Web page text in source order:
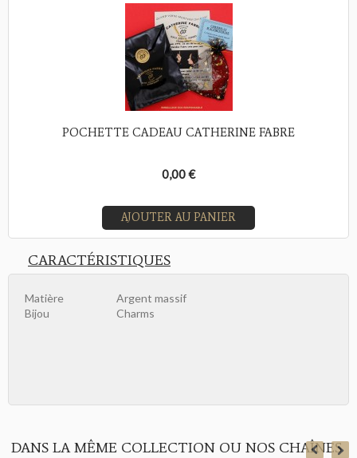
POCHETTE CADEAU CATHERINE FABRE
0,00 €
AJOUTER AU PANIER
CARACTÉRISTIQUES
Matière
Argent massif
Bijou
Charms
DANS LA MÊME COLLECTION OU NOS CHAÎNES